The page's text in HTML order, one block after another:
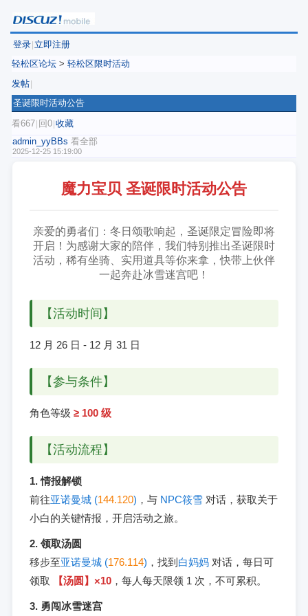
登录 立即注册
轻松区论坛 > 轻松区限时活动
发帖
圣诞限时活动公告
看667 回0 收藏
admin_yyBBs 看全部
2025-12-25 15:19:00
魔力宝贝 圣诞限时活动公告
亲爱的勇者们：冬日颂歌响起，圣诞限定冒险即将
开启！为感谢大家的陪伴，我们特别推出圣诞限时
活动，稀有坐骑、实用道具等你来拿，快带上伙伴
一起奔赴冰雪迷宫吧！
【活动时间】
12 月 26 日 - 12 月 31 日
【参与条件】
角色等级 ≥ 100 级
【活动流程】
1. 情报解锁
前往亚诺曼城 (144.120) ，与 NPC筱雪 对话，获取关于
小白的关键情报，开启活动之旅。
2. 领取汤圆
移步至亚诺曼城 (176.114) ，找到 白妈妈 对话，每日可
领取
【汤圆】×10 ，每人每天限领 1 次，不可累积。
3. 勇闯冰雪迷宫